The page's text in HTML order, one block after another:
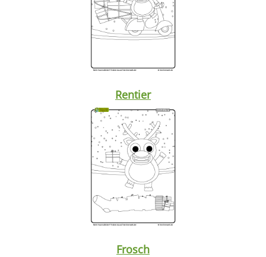
Rentier
Frosch